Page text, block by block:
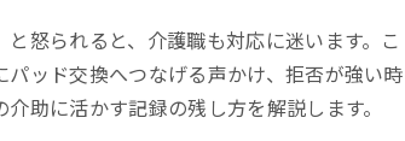
怒られると、介護職も対応に迷います。こ
ッド交換へつなげる声かけ、拒否が強い時
助に活かす記録の残し方を解説します。